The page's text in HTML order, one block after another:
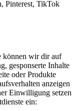
Pinterest, TikTok
können wir dir auf
gesponserte Inhalte
oder Produkte
anzeigen
Einwilligung setzen
ein: